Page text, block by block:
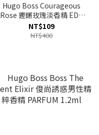
Hugo Boss Courageous
Rose 鏗鏘玫瑰淡香精 EDP
1.5ml
NT$109
NT$400